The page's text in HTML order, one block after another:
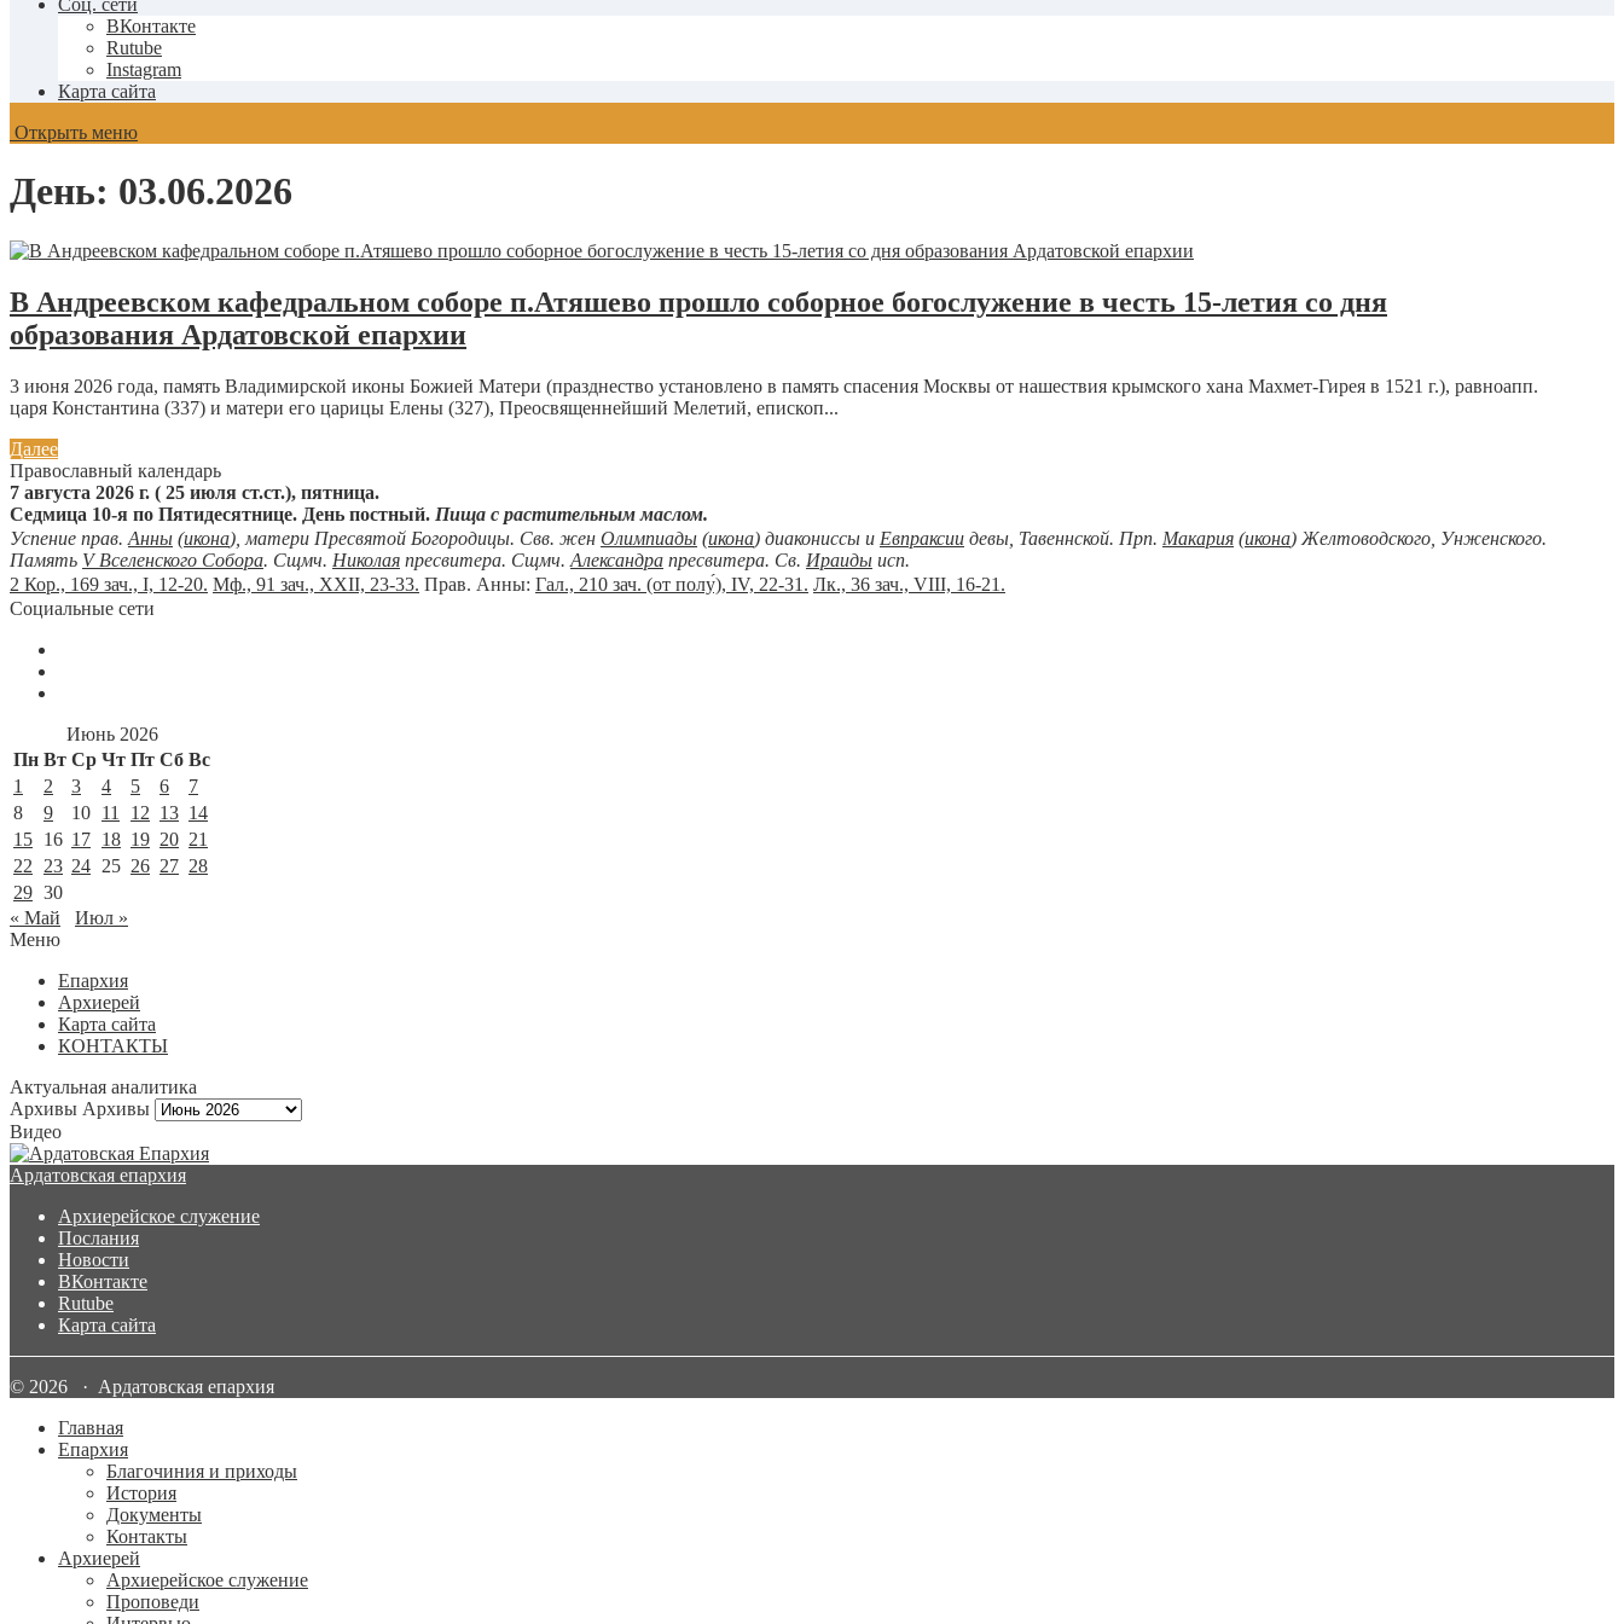
Соц. сети
ВКонтакте
Rutube
Instagram
Карта сайта
Открыть меню
День: 03.06.2026
В Андреевском кафедральном соборе п.Атяшево прошло соборное богослужение в честь 15-летия со дня
образования Ардатовской епархии
3 июня 2026 года, память Владимирской иконы Божией Матери (празднество установлено в память спасения Москвы от нашествия крымского хана Махмет-Гирея в 1521 г.), равноапп.
царя Константина (337) и матери его царицы Елены (327), Преосвященнейший Мелетий, епископ...
Далее
Православный календарь
7 августа 2026 г. ( 25 июля ст.ст.), пятница.
Седмица 10-я по Пятидесятнице. День постный. Пища с растительным маслом.
Успение прав. Анны (икона), матери Пресвятой Богородицы. Свв. жен Олимпиады (икона) диакониссы и Евпраксии девы, Тавеннской. Прп. Макария (икона) Желтоводского, Унженского.
Память V Вселенского Собора. Сщмч. Николая пресвитера. Сщмч. Александра пресвитера. Св. Ираиды исп.
2 Кор., 169 зач., I, 12-20. Мф., 91 зач., XXII, 23-33. Прав. Анны: Гал., 210 зач. (от полу́), IV, 22-31. Лк., 36 зач., VIII, 16-21.
Социальные сети
Июнь 2026
Пн Вт Ср Чт Пт Сб Вс
1
2 3 4 5 6
7
8
9 10 11 12 13 14
15 16 17 18 19 20 21
22
23 24 25 26 27 28
29 30
« Май
Июл »
Меню
Епархия
Архиерей
Карта сайта
КОНТАКТЫ
Актуальная аналитика
Архивы Архивы
Видео
Ардатовская епархия
Архиерейское служение
Послания
Новости
ВКонтакте
Rutube
Карта сайта
© 2026 · Ардатовская епархия
Главная
Епархия
Благочиния и приходы
История
Документы
Контакты
Архиерей
Архиерейское служение
Проповеди